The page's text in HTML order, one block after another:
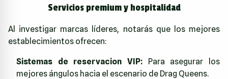
Servicios premium y hospitalidad
Al investigar marcas líderes, notarás que los mejores
establecimientos ofrecen:
Sistemas de reservacion VIP: Para asegurar los
mejores ángulos hacia el escenario de Drag Queens.